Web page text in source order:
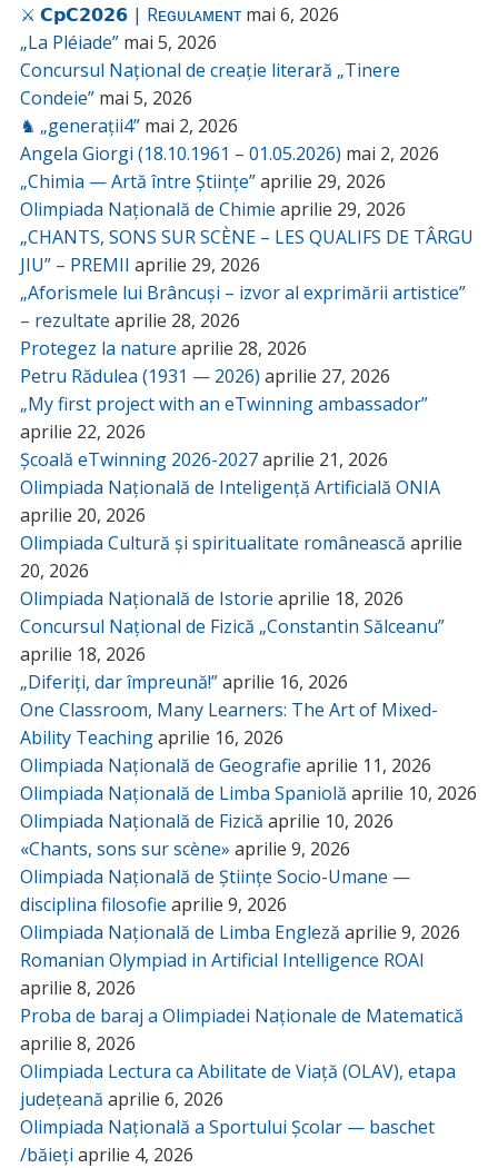
⚔️ 𝗖𝗽𝗖𝟮𝟬𝟮𝟲 | Rᴇɢᴜʟᴀᴍᴇɴᴛ mai 6, 2026
„La Pléiade” mai 5, 2026
Concursul Național de creație literară „Tinere
Condeie” mai 5, 2026
♞ „generații4” mai 2, 2026
Angela Giorgi (18.10.1961 – 01.05.2026) mai 2, 2026
„Chimia — Artă între Științe”aprilie 29, 2026
Olimpiada Națională de Chimie aprilie 29, 2026
„CHANTS, SONS SUR SCÈNE – LES QUALIFS DE TÂRGU
JIU” – PREMII aprilie 29, 2026
„Aforismele lui Brâncuși – izvor al exprimării artistice”
– rezultate aprilie 28, 2026
Protegez la nature aprilie 28, 2026
Petru Rădulea (1931 — 2026) aprilie 27, 2026
„My first project with an eTwinning ambassador”
aprilie 22, 2026
Școală eTwinning 2026-2027aprilie 21, 2026
Olimpiada Națională de Inteligență Artificială ONIA
aprilie 20, 2026
Olimpiada Cultură și spiritualitate românească aprilie
20, 2026
Olimpiada Națională de Istorie aprilie 18, 2026
Concursul Național de Fizică „Constantin Sălceanu”
aprilie 18, 2026
„Diferiți, dar împreună!”aprilie 16, 2026
One Classroom, Many Learners: The Art of Mixed-
Ability Teachingaprilie 16, 2026
Olimpiada Națională de Geografie aprilie 11, 2026
Olimpiada Națională de Limba Spaniolă aprilie 10, 2026
Olimpiada Națională de Fizică aprilie 10, 2026
«Chants, sons sur scène» aprilie 9, 2026
Olimpiada Națională de Științe Socio-Umane —
disciplina filosofie aprilie 9, 2026
Olimpiada Națională de Limba Engleză aprilie 9, 2026
Romanian Olympiad in Artificial Intelligence ROAI
aprilie 8, 2026
Proba de baraj a Olimpiadei Naționale de Matematică
aprilie 8, 2026
Olimpiada Lectura ca Abilitate de Viață (OLAV), etapa
județeană aprilie 6, 2026
Olimpiada Națională a Sportului Școlar — baschet
/băieți aprilie 4, 2026